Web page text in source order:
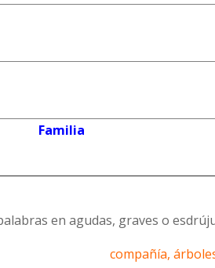
Familia
en agudas, graves o
compañía,